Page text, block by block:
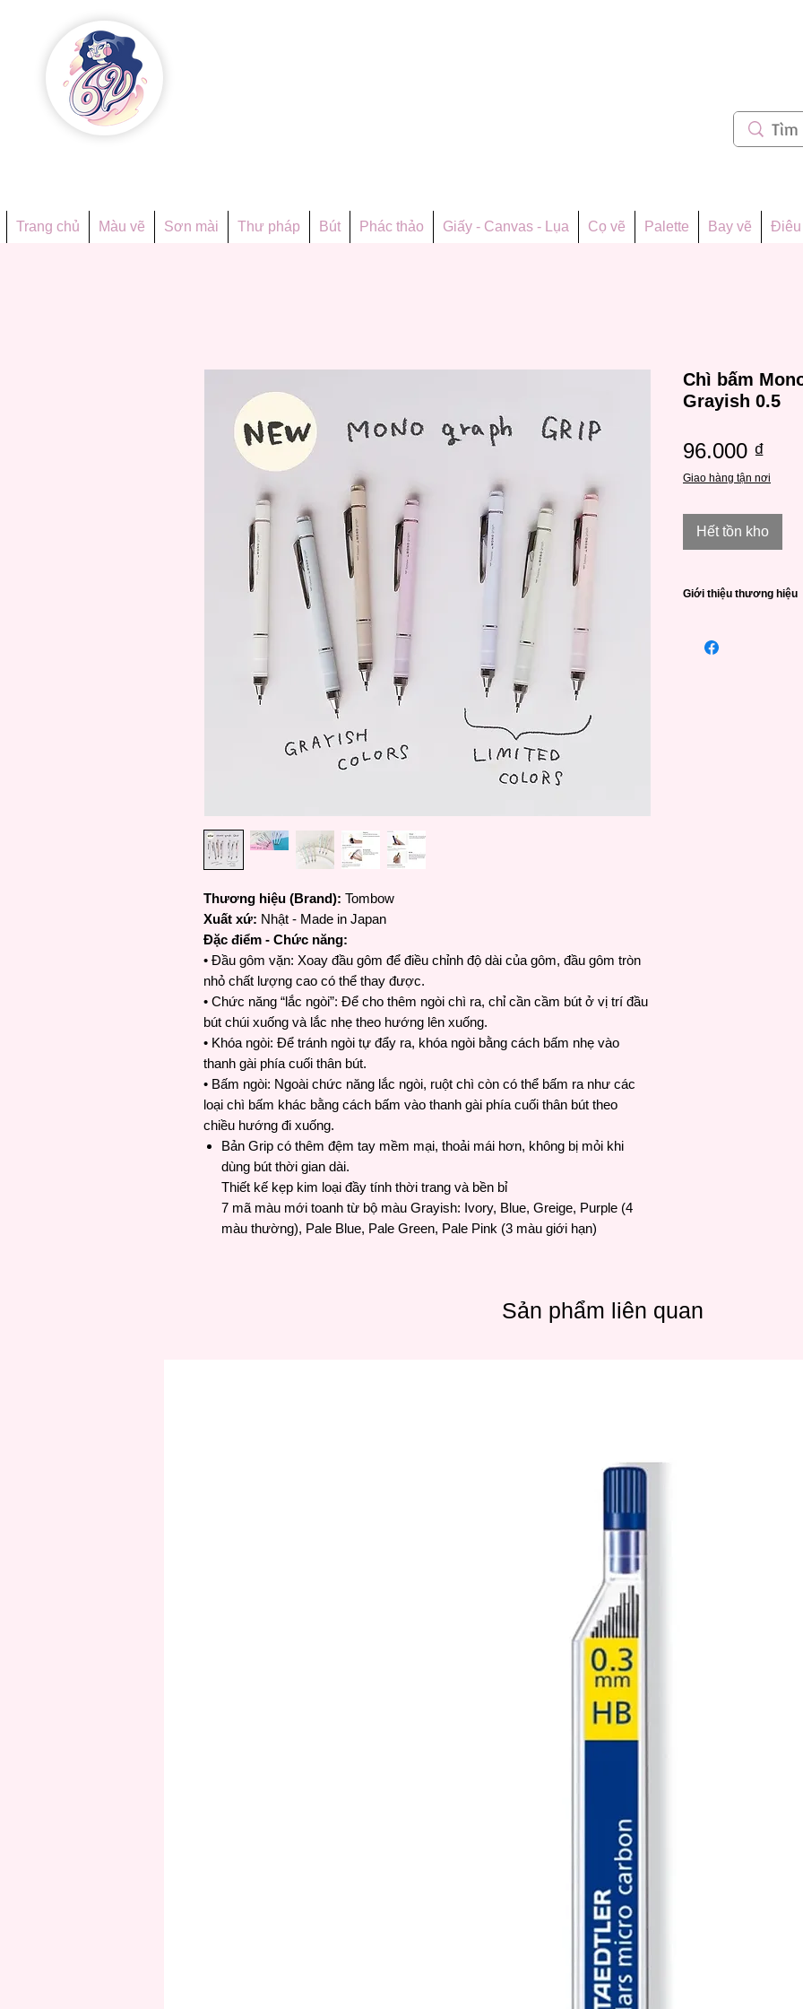
Trang chủ Màu vẽ Sơn mài Thư pháp Bút Phác thảo Giấy - Canvas - Lụa Cọ vẽ Palette Bay vẽ Điêu
Thương hiệu (Brand): Tombow
Xuất xứ: Nhật - Made in Japan
Đặc điểm - Chức năng:
• Đầu gôm vặn: Xoay đầu gôm để điều chỉnh độ dài của gôm, đầu gôm tròn
nhỏ chất lượng cao có thể thay được.
• Chức năng “lắc ngòi”: Để cho thêm ngòi chì ra, chỉ cần cầm bút ở vị trí đầu
bút chúi xuống và lắc nhẹ theo hướng lên xuống.
• Khóa ngòi: Để tránh ngòi tự đẩy ra, khóa ngòi bằng cách bấm nhẹ vào
thanh gài phía cuối thân bút.
• Bấm ngòi: Ngoài chức năng lắc ngòi, ruột chì còn có thể bấm ra như các
loại chì bấm khác bằng cách bấm vào thanh gài phía cuối thân bút theo
chiều hướng đi xuống.
Bản Grip có thêm đệm tay mềm mại, thoải mái hơn, không bị mỏi khi
dùng bút thời gian dài.
Thiết kế kẹp kim loại đầy tính thời trang và bền bỉ
7 mã màu mới toanh từ bộ màu Grayish: Ivory, Blue, Greige, Purple (4
màu thường), Pale Blue, Pale Green, Pale Pink (3 màu giới hạn)
Chì bấm
Grayish 0.5
96.000 ₫
Giao hàng tận nơi
Hết tồn kho
Giới thiệu thương hiệu
xuất các sản phẩm
Sản phẩm liên quan